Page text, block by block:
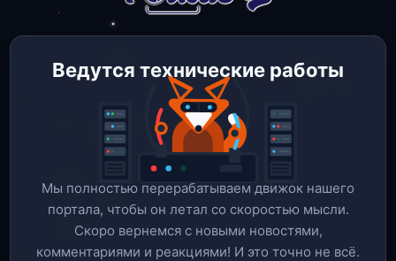
Ведутся технические работы
Мы полностью перерабатываем движок нашего
портала, чтобы он летал со скоростью мысли.
Скоро вернемся c новыми новостями,
комментариями и реакциями! И это точно не всё.